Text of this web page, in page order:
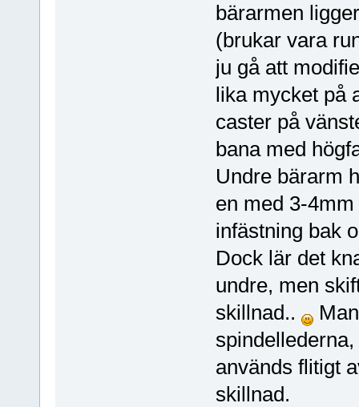
bärarmen
(brukar vara
ju gå att
lika mycket på
caster på
bana med
Undre bärarm
en med 3-
infästning bak
Dock lär det
undre, men
skillnad..
Man
används flitigt
skillnad.